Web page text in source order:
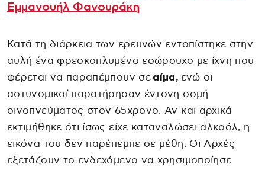
Εμμανουήλ Φανουράκη
Κατά τη διάρκεια των ερευνών εντοπίστηκε στην
αυλή ένα φρεσκοπλυμένο εσώρουχο με ίχνη που
φέρεται να παραπέμπουν σε αίμα, ενώ οι
αστυνομικοί παρατήρησαν έντονη οσμή
οινοπνεύματος στον 65χρονο. Αν και αρχικά
εκτιμήθηκε ότι ίσως είχε καταναλώσει αλκοόλ, η
εικόνα του δεν παρέπεμπε σε μέθη. Οι Αρχές
εξετάζουν το ενδεχόμενο να χρησιμοποίησε